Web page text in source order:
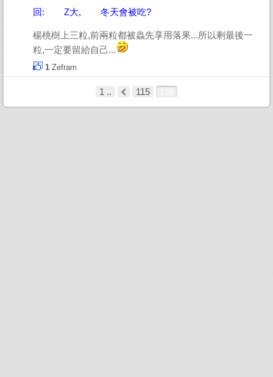
回: Z大, 冬天會被吃?
楊桃樹上三粒,前兩粒都被蟲先享用落果...所以剩最後一
粒,一定要留給自己...
1 Zefram
1 .. 115